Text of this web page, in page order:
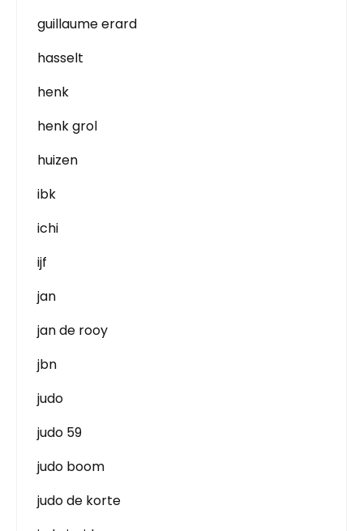
guillaume erard
hasselt
henk
henk grol
huizen
ibk
ichi
ijf
jan
jan de rooy
jbn
judo
judo 59
judo boom
judo de korte